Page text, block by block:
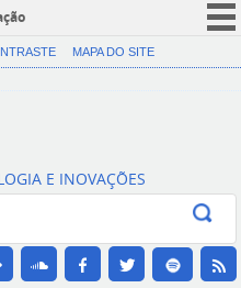
CORONAVÍRUS (COVID-19)
Canais
MAPA DO SITE
E INOVAÇÕES